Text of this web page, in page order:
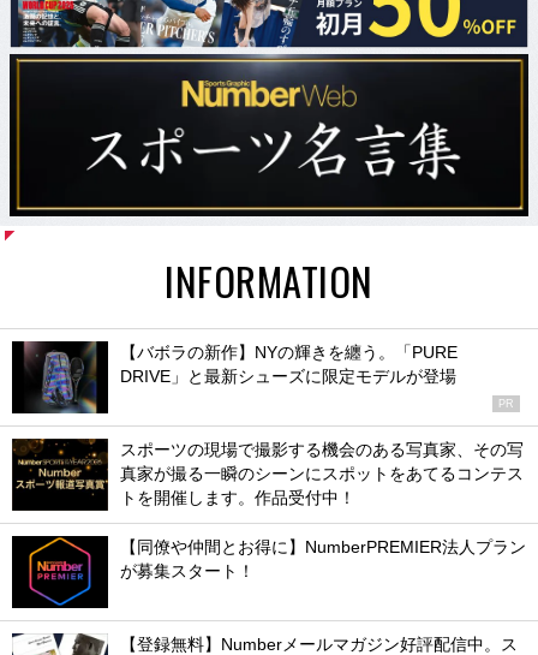
INFORMATION
【バボラの新作】NYの輝きを纏う。「PURE
DRIVE」と最新シューズに限定モデルが登場
PR
スポーツの現場で撮影する機会のある写真家、その写
真家が撮る一瞬のシーンにスポットをあてるコンテス
トを開催します。作品受付中！
【同僚や仲間とお得に】NumberPREMIER法人プラン
が募集スタート！
【登録無料】Numberメールマガジン好評配信中。ス